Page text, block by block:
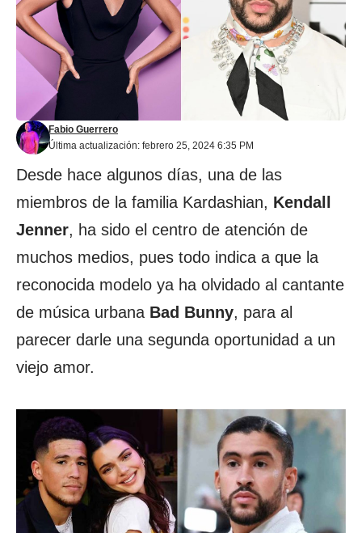
Última actualización: febrero 25, 2024 6:35 PM
Fabio Guerrero
Desde hace algunos días, una de las
miembros de la familia Kardashian, Kendall
Jenner, ha sido el centro de atención de
muchos medios, pues todo indica a que la
reconocida modelo ya ha olvidado al cantante
de música urbana Bad Bunny, para al
parecer darle una segunda oportunidad a un
viejo amor.